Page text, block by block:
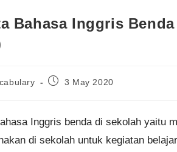
Bahasa Inggris
Post3 May 2020
Inggris benda di sekolah yaitu
di sekolah untuk kegiatan